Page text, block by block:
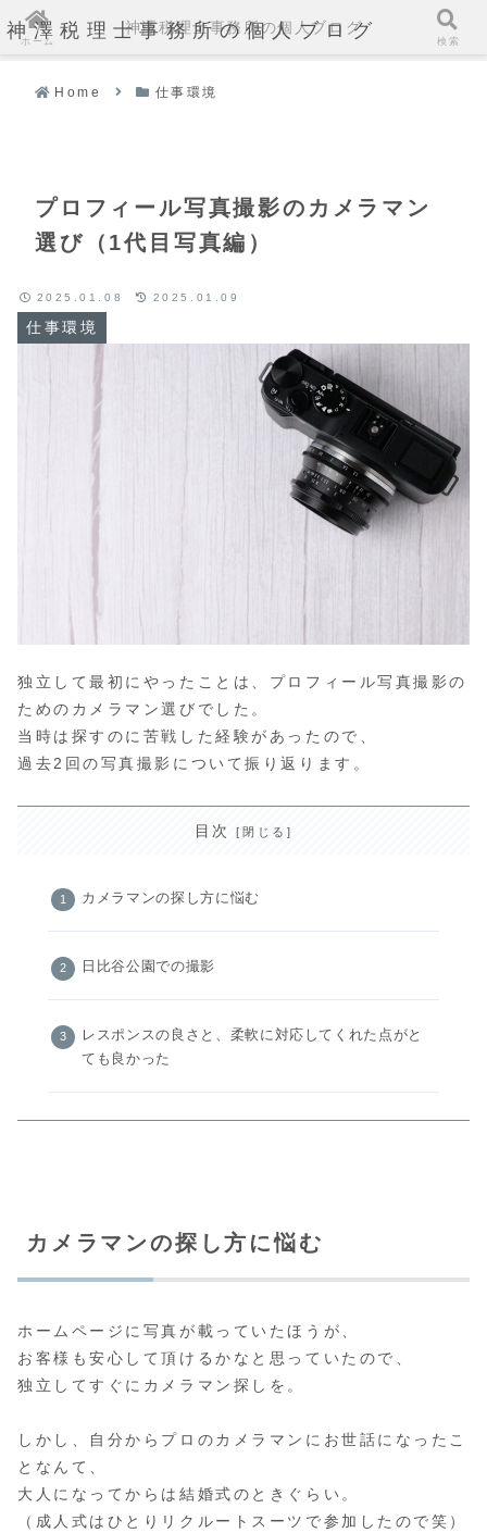
神澤税理士事務所の個人ブログ
Home 仕事環境
プロフィール写真撮影のカメラマン
選び（1代目写真編）
仕事環境
2025.01.08 2025.01.09
独立して最初にやったことは、プロフィール写真撮影の
ためのカメラマン選びでした。
当時は探すのに苦戦した経験があったので、
過去2回の写真撮影について振り返ります。
目次
カメラマンの探し方に悩む
日比谷公園での撮影
レスポンスの良さと、柔軟に対応してくれた点がと
ても良かった
カメラマンの探し方に悩む
ホームページに写真が載っていたほうが、
お客様も安心して頂けるかなと思っていたので、
独立してすぐにカメラマン探しを。
しかし、自分からプロのカメラマンにお世話になったこ
となんて、
大人になってからは結婚式のときぐらい。
（成人式はひとりリクルートスーツで参加したので笑）
ホーム
神澤税理士事務所の個人ブログ
検索